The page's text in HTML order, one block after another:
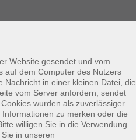
Website gesendet und vom
auf dem Computer des Nutzers
Nachricht in einer kleinen Datei, die
vom Server anfordern, sendet
wurden als zuverlässiger
zu merken oder die
willigen Sie in die Verwendung
in unseren